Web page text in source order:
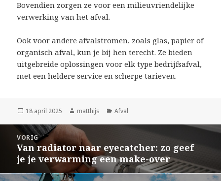
Bovendien zorgen ze voor een milieuvriendelijke
verwerking van het afval.
Ook voor andere afvalstromen, zoals glas, papier of
organisch afval, kun je bij hen terecht. Ze bieden
uitgebreide oplossingen voor elk type bedrijfsafval,
met een heldere service en scherpe tarieven.
Geplaatst
18 april 2025 Auteur
matthijs Categorieën
Afval
Bericht
navigatie
VORIG
Vorig
bericht:
Van radiator naar eyecatcher: zo geef
je je verwarming een make-over